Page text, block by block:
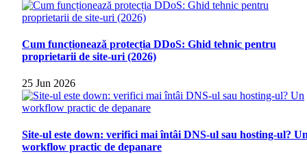
Cum funcționează protecția DDoS: Ghid tehnic pentru
proprietarii de site-uri (2026)
25 Jun 2026
Site-ul este down: verifici mai întâi DNS-ul sau hosting-ul?
workflow practic de depanare